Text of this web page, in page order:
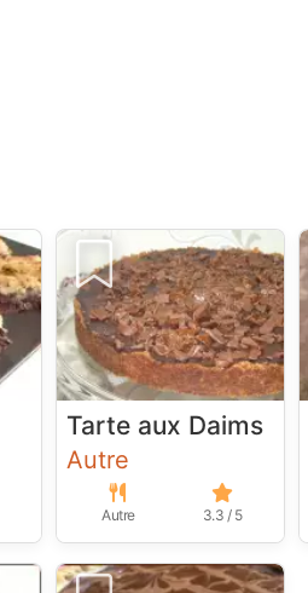
Tarte aux Daims
Autre
Autre 3.3 / 5